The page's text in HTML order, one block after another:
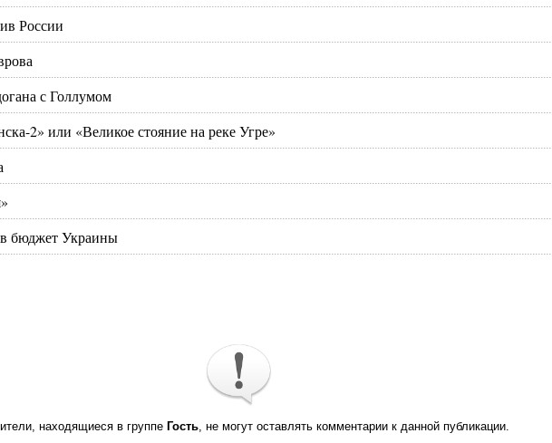
России
с Голлумом
2» или «Великое стояние на реке Угре»
бюджет Украины
находящиеся в группе Гость, не могут оставлять комментарии к данной публикации.